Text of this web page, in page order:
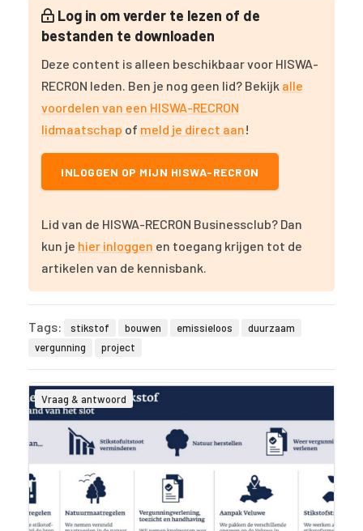
Log in om verder te lezen of de
bestanden te downloaden
Deze content is alleen beschikbaar voor HISWA-
RECRON leden. Ben je nog geen lid? Bekijk alle
voordelen van een HISWA-RECRON
lidmaatschap of meld je direct aan!
INLOGGEN OP MIJN HISWA-RECRON
Lid van de HISWA-RECRON Businessclub? Dan
kun je hier inloggen en toegang krijgen tot de
artikelen van de kennisbank.
Tags: stikstof bouwen emissieloos
duurzaam
vergunning
project
Vraag & antwoord